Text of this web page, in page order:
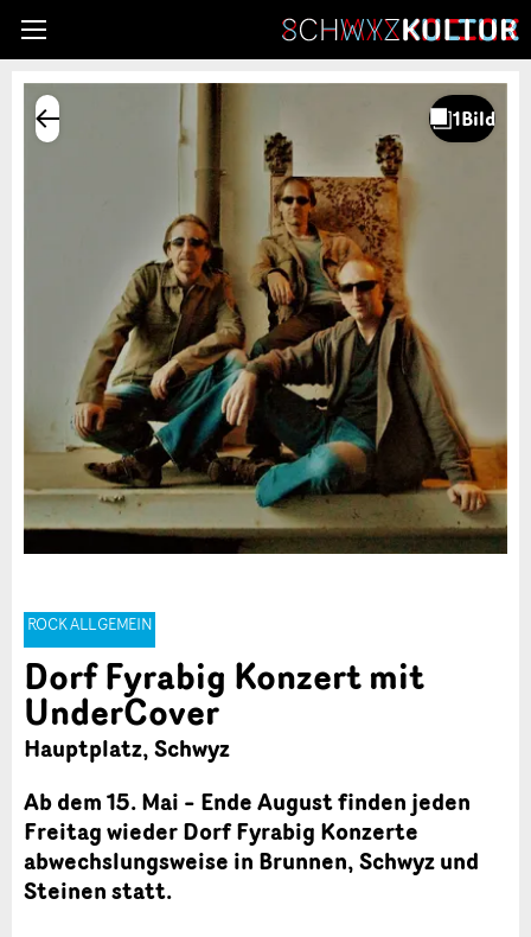
ROCK ALLGEMEIN
Dorf Fyrabig Konzert mit
UnderCover
Hauptplatz, Schwyz
Ab dem 15. Mai – Ende August finden jeden
Freitag wieder Dorf Fyrabig Konzerte
abwechslungsweise in Brunnen, Schwyz und
Steinen statt.